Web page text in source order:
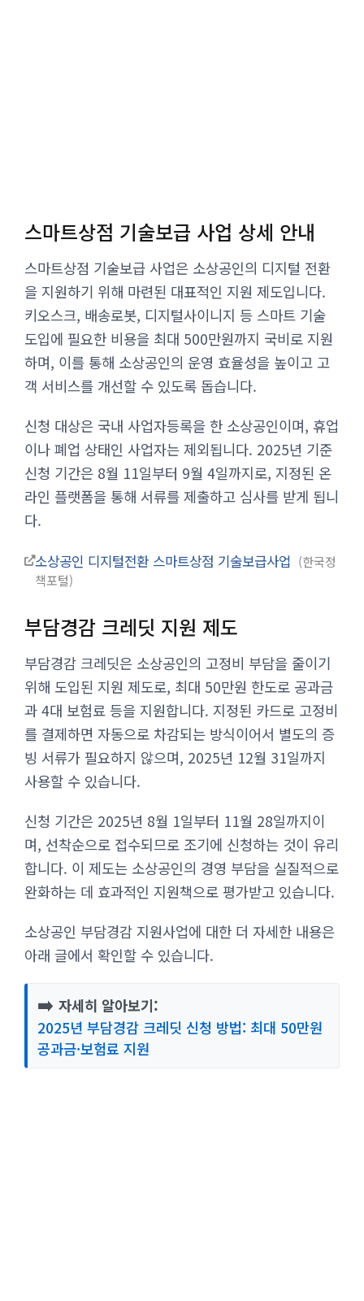
스마트상점 기술보급 사업 상세 안내
스마트상점 기술보급 사업은 소상공인의 디지털 전환
을 지원하기 위해 마련된 대표적인 지원 제도입니다.
키오스크, 배송로봇, 디지털사이니지 등 스마트 기술
도입에 필요한 비용을 최대 500만원까지 국비로 지원
하며, 이를 통해 소상공인의 운영 효율성을 높이고 고
객 서비스를 개선할 수 있도록 돕습니다.
신청 대상은 국내 사업자등록을 한 소상공인이며, 휴업
이나 폐업 상태인 사업자는 제외됩니다. 2025년 기준
신청 기간은 8월 11일부터 9월 4일까지로, 지정된 온
라인 플랫폼을 통해 서류를 제출하고 심사를 받게 됩니
다.
소상공인 디지털전환 스마트상점 기술보급사업
한국정
책포털
부담경감 크레딧 지원 제도
부담경감 크레딧은 소상공인의 고정비 부담을 줄이기
위해 도입된 지원 제도로, 최대 50만원 한도로 공과금
과 4대 보험료 등을 지원합니다. 지정된 카드로 고정비
를 결제하면 자동으로 차감되는 방식이어서 별도의 증
빙 서류가 필요하지 않으며, 2025년 12월 31일까지
사용할 수 있습니다.
신청 기간은 2025년 8월 1일부터 11월 28일까지이
며, 선착순으로 접수되므로 조기에 신청하는 것이 유리
합니다. 이 제도는 소상공인의 경영 부담을 실질적으로
완화하는 데 효과적인 지원책으로 평가받고 있습니다.
소상공인 부담경감 지원사업에 대한 더 자세한 내용은
아래 글에서 확인할 수 있습니다.
➡️ 자세히 알아보기:
2025년 부담경감 크레딧 신청 방법: 최대 50만원
공과금·보험료 지원